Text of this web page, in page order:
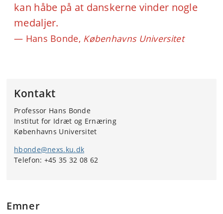
kan håbe på at danskerne vinder nogle
medaljer.
Hans Bonde, Københavns Universitet
Kontakt
Professor Hans Bonde
Institut for Idræt og Ernæring
Københavns Universitet
hbonde@nexs.ku.dk
Telefon: +45 35 32 08 62
Emner